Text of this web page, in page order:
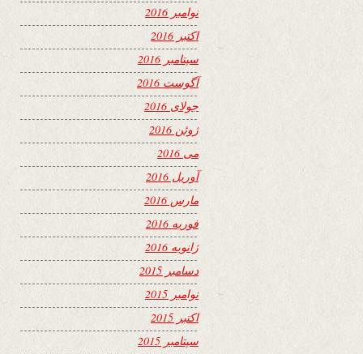
نوامبر 2016
اکتبر 2016
سپتامبر 2016
آگوست 2016
جولای 2016
ژوئن 2016
می 2016
آوریل 2016
مارس 2016
فوریه 2016
ژانویه 2016
دسامبر 2015
نوامبر 2015
اکتبر 2015
سپتامبر 2015